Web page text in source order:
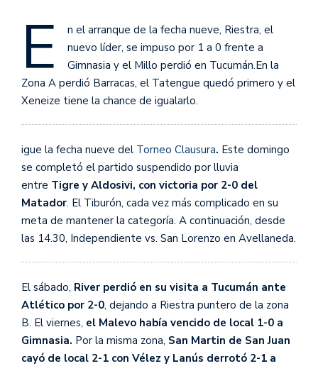
E
n el arranque de la fecha nueve, Riestra, el
nuevo líder, se impuso por 1 a 0 frente a
Gimnasia y el Millo perdió en Tucumán.En la
Zona A perdió Barracas, el Tatengue quedó primero y el
Xeneize tiene la chance de igualarlo.
igue la fecha nueve del Torneo Clausura. Este domingo
se completó el partido suspendido por lluvia
entre Tigre y Aldosivi, con victoria por 2-0 del
Matador. El Tiburón, cada vez más complicado en su
meta de mantener la categoría. A continuación, desde
las 14.30, Independiente vs. San Lorenzo en Avellaneda.
El sábado, River perdió en su visita a Tucumán ante
Atlético por 2-0, dejando a Riestra puntero de la zona
B. El viernes, el Malevo había vencido de local 1-0 a
Gimnasia. Por la misma zona, San Martin de San Juan
cayó de local 2-1 con Vélez y Lanús derrotó 2-1 a